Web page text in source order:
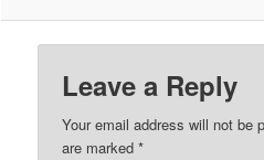
Leave a Reply
Your email address will not be
are marked*